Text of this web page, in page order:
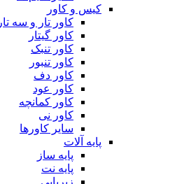
کیس و کاور
کاور تار و سه تار
کاور گیتار
کاور تنبک
کاور تنبور
کاور دف
کاور عود
کاور کمانچه
کاور نی
سایر کاورها
پایه آلات
پایه ساز
پایه نت
زیرپایی